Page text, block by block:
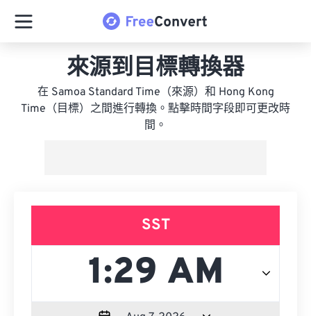
來源到目標轉換器
在 Samoa Standard Time（來源）和 Hong Kong
Time（目標）之間進行轉換。點擊時間字段即可更改時
間。
SST